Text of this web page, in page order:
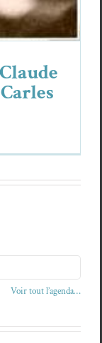
Voir tout l’agenda…